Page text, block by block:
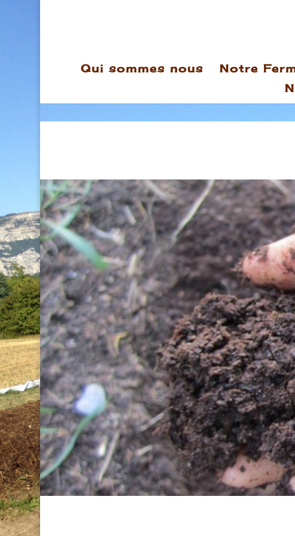
Qui sommes nous Notre
Le
l’achat malin pour